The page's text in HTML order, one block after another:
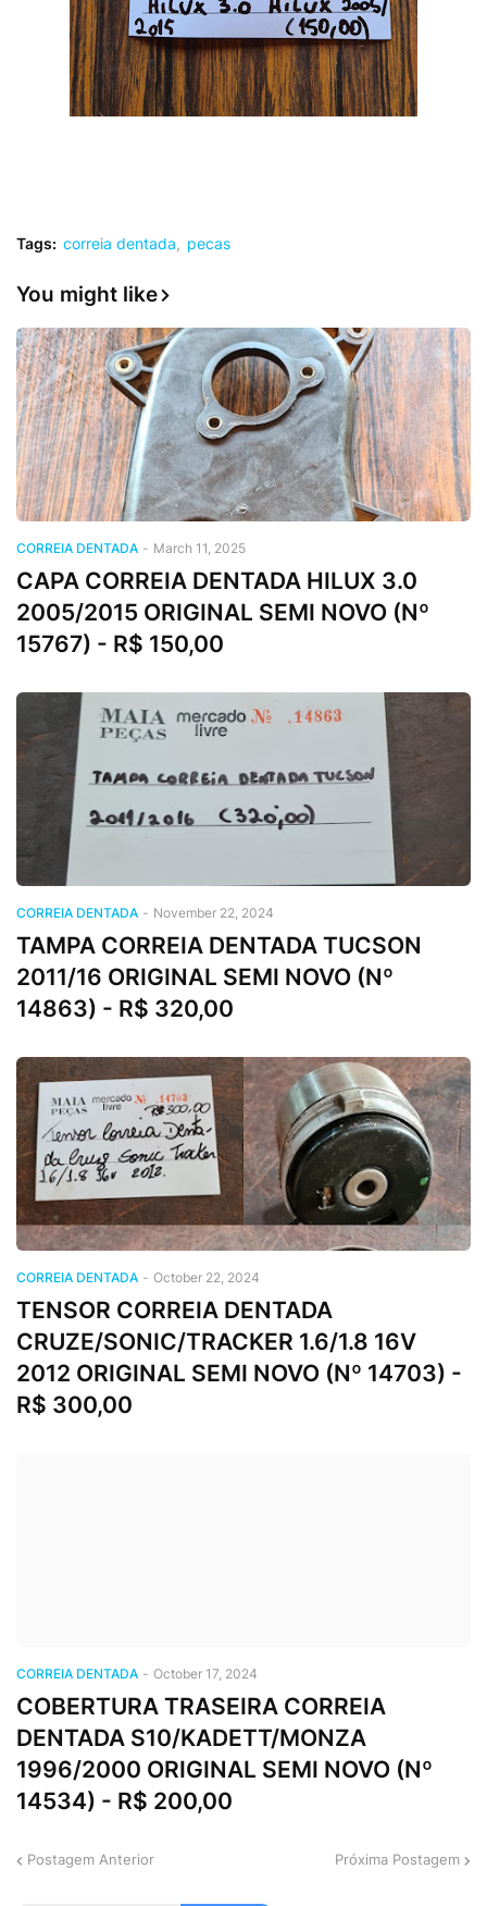
Tags: correia dentada pecas
You might like
CORREIA DENTADA - March 11, 2025
CAPA CORREIA DENTADA HILUX 3.0
2005/2015 ORIGINAL SEMI NOVO (Nº
15767) - R$ 150,00
CORREIA DENTADA - November 22, 2024
TAMPA CORREIA DENTADA TUCSON
2011/16 ORIGINAL SEMI NOVO (Nº
14863) - R$ 320,00
CORREIA DENTADA - October 22, 2024
TENSOR CORREIA DENTADA
CRUZE/SONIC/TRACKER 1.6/1.8 16V
2012 ORIGINAL SEMI NOVO (Nº 14703) -
R$ 300,00
CORREIA DENTADA - October 17, 2024
COBERTURA TRASEIRA CORREIA
DENTADA S10/KADETT/MONZA
1996/2000 ORIGINAL SEMI NOVO (Nº
14534) - R$ 200,00
Postagem Anterior Próxima Postagem